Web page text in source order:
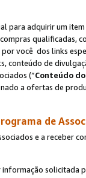
para adquirir um
qualificadas,
você dos links
conteúdo de
(“Conteúdo
a ofertas de
de
e a receber
solicitada